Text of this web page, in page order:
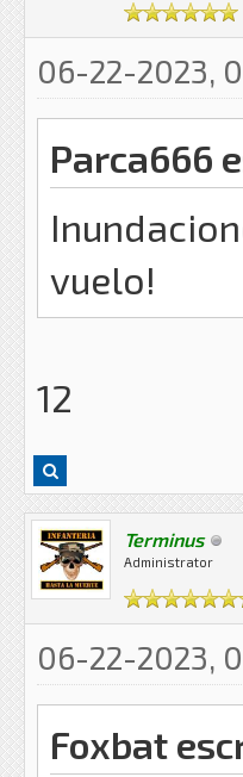
06-22-2023,
Parca666
vuelo!
12
Terminus
Administrator
06-22-2023,
Foxbat